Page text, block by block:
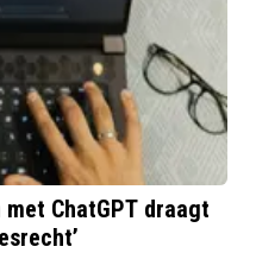
ChatGPT draagt